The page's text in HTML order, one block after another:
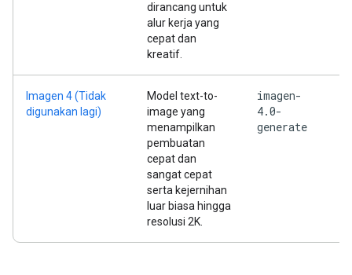
dirancang untuk
alur kerja yang
cepat dan
kreatif.
Imagen 4 (Tidak
digunakan lagi)
Model text-to-
image yang
menampilkan
pembuatan
cepat dan
sangat cepat
serta kejernihan
luar biasa hingga
resolusi 2K.
imagen-
4.0-
generate